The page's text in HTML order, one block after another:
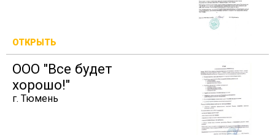
ОТКРЫТЬ
ООО "Все будет
хорошо!"
г. Тюмень